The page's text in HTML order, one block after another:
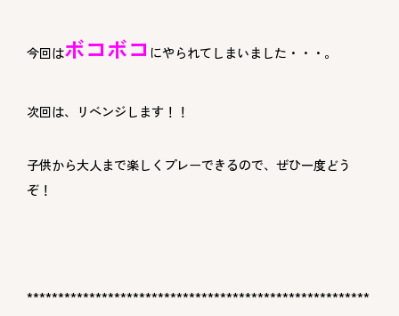
今回はボコボコ にやられてしまいました・・・。
次回は、リベンジします！！
子供から大人まで楽しくプレーできるので、ぜひ一度どう
ぞ！
*******************************************************